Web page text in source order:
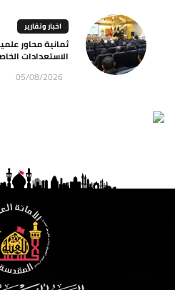
اخبار وتقارير
ثمانية محاور
الاستعدادات
05/08/2026